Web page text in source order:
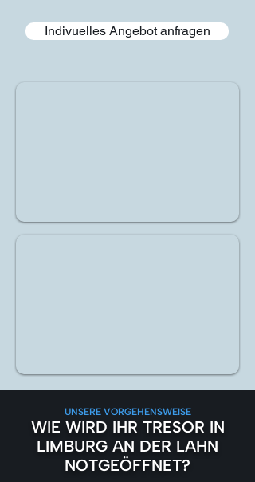
Indivuelles Angebot anfragen
UNSERE VORGEHENSWEISE
WIE WIRD IHR TRESOR IN
LIMBURG AN DER LAHN
NOTGEÖFFNET?